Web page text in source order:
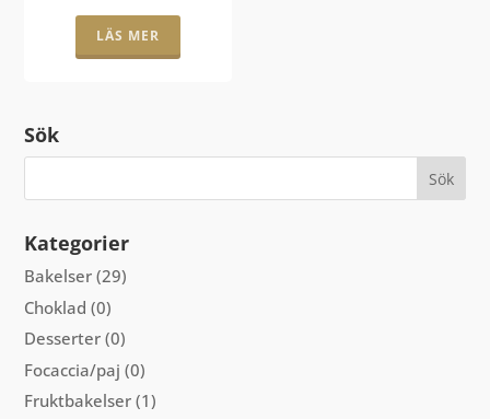
LÄS MER
Sök
Kategorier
Bakelser (29)
Choklad (0)
Desserter (0)
Focaccia/paj (0)
Fruktbakelser (1)